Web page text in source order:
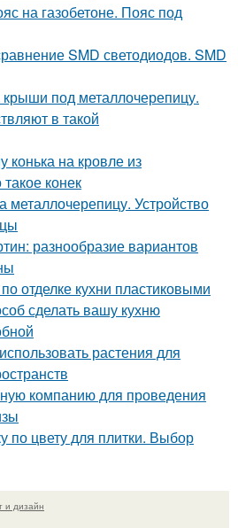
на газобетоне. Пояс под
SMD светодиодов. SMD
крыши под металлочерепицу.
в такой
конька на кровле из
конек
металлочерепицу. Устройство
разнообразие вариантов
отделке кухни пластиковыми
сделать вашу кухню
растения для
компанию для проведения
по цвету для плитки. Выбор
и дизайн